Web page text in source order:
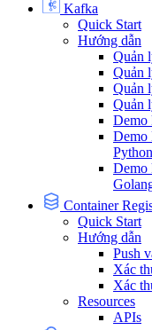
Kafka
Quick Start
Hướng dẫn
Quản
Quản
Quản
Quản
Demo
Demo
Python
Demo
Container
Quick Start
Hướng dẫn
Push
Xác
Xác
Resources
APIs